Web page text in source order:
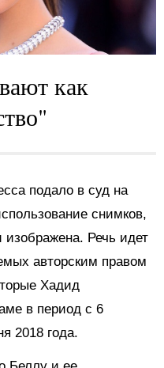
как
подало в суд на
снимков,
Речь идет
авторским правом
Хадид
в период с 6
2018 года.